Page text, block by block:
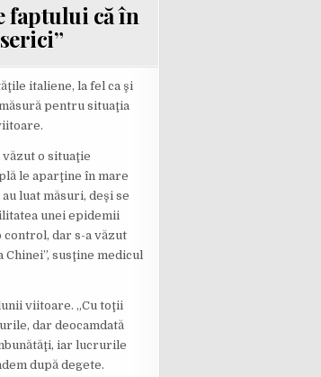
faptului că în
italiene, la fel ca şi
pentru situaţia
văzut o situaţie
le aparţine în mare
luat măsuri, deşi se
unei epidemii
control, dar s-a văzut
Chinei”, susţine medicul
viitoare. „Cu toţii
dar deocamdată
iar lucrurile
după degete.